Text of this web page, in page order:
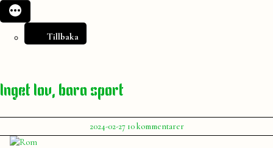
Tillbaka
Inget lov, bara sport
Publicerat
av
Julia
2024-02-27 10 kommentarertill
Inget